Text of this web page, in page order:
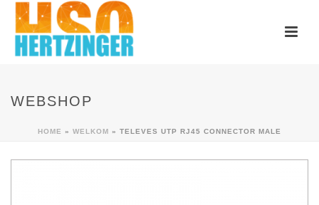
WEBSHOP
HOME » WELKOM » TELEVES UTP RJ45 CONNECTOR MALE